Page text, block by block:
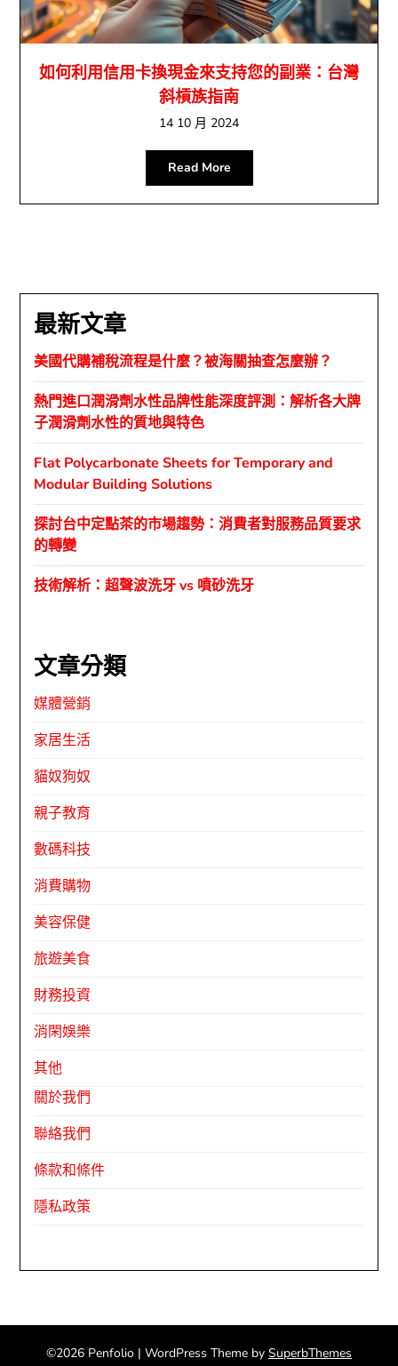
如何利用信用卡換現金來支持您的副業：台灣
斜槓族指南
14 10 月 2024
Read More
最新文章
美國代購補稅流程是什麼？被海關抽查怎麼辦？
熱門進口潤滑劑水性品牌性能深度評測：解析各大牌
子潤滑劑水性的質地與特色
Flat Polycarbonate Sheets for Temporary and
Modular Building Solutions
探討台中定點茶的市場趨勢：消費者對服務品質要求
的轉變
技術解析：超聲波洗牙 vs 噴砂洗牙
文章分類
媒體營銷
家居生活
貓奴狗奴
親子教育
數碼科技
消費購物
美容保健
旅遊美食
財務投資
消閑娛樂
其他
關於我們
聯絡我們
條款和條件
隱私政策
©2026 Penfolio | WordPress Theme by SuperbThemes